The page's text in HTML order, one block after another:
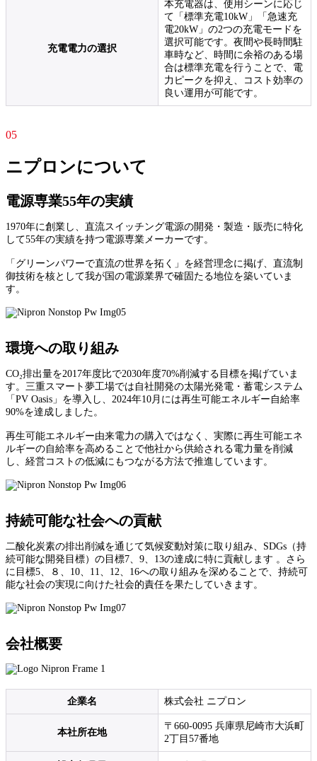
充電電力の選択
本充電器は、使用シーンに応じ
て「標準充電10kW」「急速充
電20kW」の2つの充電モードを
選択可能です。夜間や長時間駐
車時など、時間に余裕のある場
合は標準充電を行うことで、電
力ピークを抑え、コスト効率の
良い運用が可能です。
05
ニプロンについて
電源専業55年の実績
1970年に創業し、直流スイッチング電源の開発・製造・販売に特化
して55年の実績を持つ電源専業メーカーです。
「グリーンパワーで直流の世界を拓く」を経営理念に掲げ、直流制
御技術を核として我が国の電源業界で確固たる地位を築いていま
す。
環境への取り組み
CO₂排出量を2017年度比で2030年度70%削減する目標を掲げていま
す。三重スマート夢工場では自社開発の太陽光発電・蓄電システム
「PV Oasis」を導入し、2024年10月には再生可能エネルギー自給率
90%を達成しました。
再生可能エネルギー由来電力の購入ではなく、実際に再生可能エネ
ルギーの自給率を高めることで他社から供給される電力量を削減
し、経営コストの低減にもつながる方法で推進しています。
持続可能な社会への貢献
二酸化炭素の排出削減を通じて気候変動対策に取り組み、SDGs（持
続可能な開発目標）の目標7、9、13の達成に特に貢献します 。さら
に目標5、８、10、11、12、16への取り組みを深めることで、持続可
能な社会の実現に向けた社会的責任を果たしていきます。
会社概要
企業名 株式会社 ニプロン
本社所在地
〒660-0095 兵庫県尼崎市大浜町
2丁目57番地